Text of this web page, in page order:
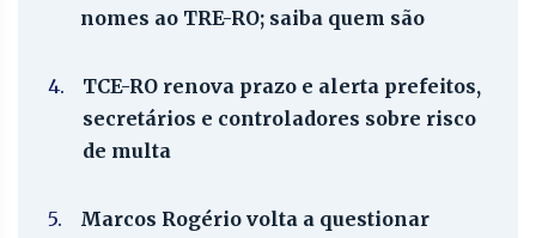
nomes ao TRE-RO; saiba quem são
4.
TCE-RO renova prazo e alerta prefeitos,
secretários e controladores sobre risco
de multa
5.
Marcos Rogério volta a questionar